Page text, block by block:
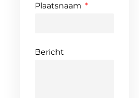
Plaatsnaam
Bericht